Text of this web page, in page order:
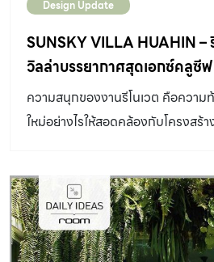
Design Update
SUNSKY VILLA HUAHIN –
วิลล่าบรรยากาศสุดเอกซ์คลูซี
ความสนุกของงานรีโนเวต คือความ
ใหม่อย่างไรให้สอดคล้องกับโครงสร้า